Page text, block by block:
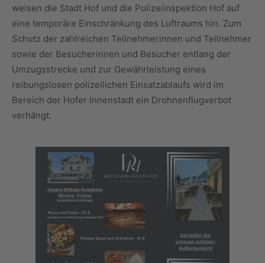
weisen die Stadt Hof und die Polizeiinspektion Hof auf
eine temporäre Einschränkung des Luftraums hin. Zum
Schutz der zahlreichen Teilnehmerinnen und Teilnehmer
sowie der Besucherinnen und Besucher entlang der
Umzugsstrecke und zur Gewährleistung eines
reibungslosen polizeilichen Einsatzablaufs wird im
Bereich der Hofer Innenstadt ein Drohnenflugverbot
verhängt.